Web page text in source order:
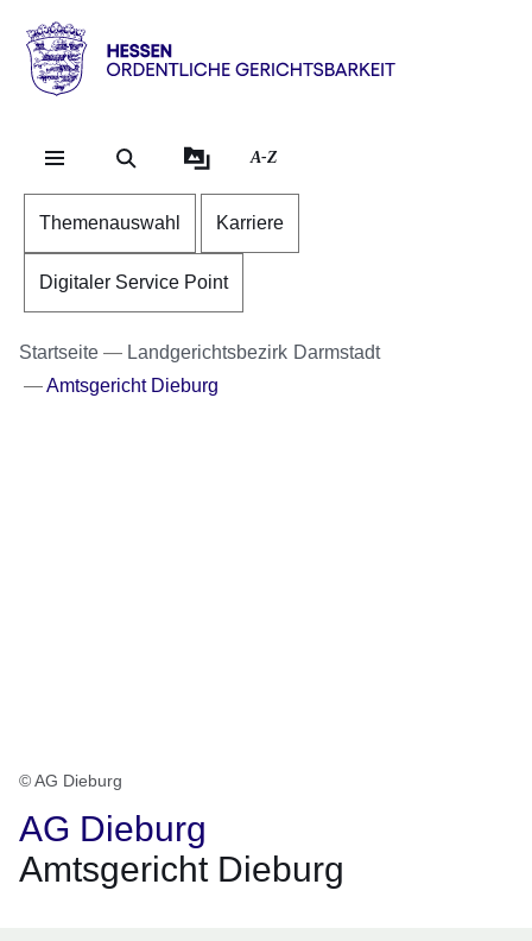
Direkt zum Kopf der
Direkt zum Inhalt
Direkt zum Fuß der
Hessen
Ordentliche
Gerichtsbarkeit
A-Z
Themenauswahl Karriere
Digitaler Service Point
Startseite
Landgerichtsbezirk Darmstadt
Amtsgericht Dieburg
© AG Dieburg
AG Dieburg
Amtsgericht Dieburg